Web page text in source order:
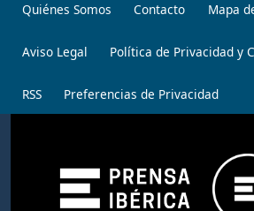
Quiénes Somos Contacto Mapa
Aviso Legal Política de Privacidad y
RSS Preferencias de Privacidad